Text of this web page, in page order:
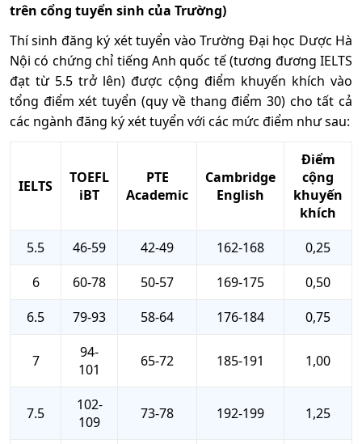
trên cổng tuyển sinh của Trường)
Thí sinh đăng ký xét tuyển vào Trường Đại học Dược Hà
Nội có chứng chỉ tiếng Anh quốc tế (tương đương IELTS
đạt từ 5.5 trở lên) được cộng điểm khuyến khích vào
tổng điểm xét tuyển (quy về thang điểm 30) cho tất cả
các ngành đăng ký xét tuyển với các mức điểm như sau:
IELTS
TOEFL
iBT
PTE
Academic
Cambridge
English
Điểm
cộng
khuyến
khích
5.5
46-59 42-49 162-168
0,25
6
60-78 50-57 169-175
0,50
6.5
79-93 58-64 176-184 0,75
7
94-
101
65-72 185-191 1,00
7.5
102-
109
73-78 192-199 1,25